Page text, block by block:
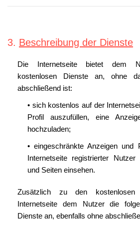
3. Beschreibung der Dienste
Die Internetseite bietet dem
kostenlosen Dienste an, ohne
abschließend ist:
• sich kostenlos auf der
Profil auszufüllen, eine
hochzuladen;
• eingeschränkte Anzeigen und
Internetseite registrierter Nutzer
und Seiten einsehen.
Zusätzlich zu den
Internetseite dem Nutzer die
Dienste an, ebenfalls ohne